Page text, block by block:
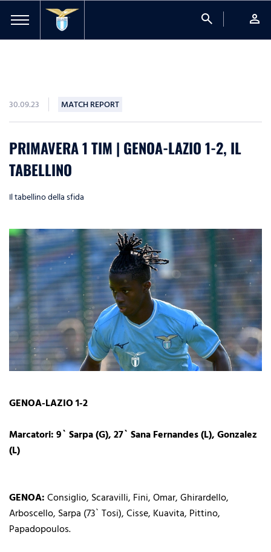
search person
30.09.23 MATCH REPORT
PRIMAVERA 1 TIM | GENOA-LAZIO 1-2, IL
TABELLINO
Il tabellino della sfida
GENOA-LAZIO 1-2
Marcatori: 9` Sarpa (G), 27` Sana Fernandes (L), Gonzalez
(L)
GENOA:Consiglio, Scaravilli, Fini, Omar, Ghirardello,
Arboscello, Sarpa (73` Tosi), Cisse, Kuavita, Pittino,
Papadopoulos.